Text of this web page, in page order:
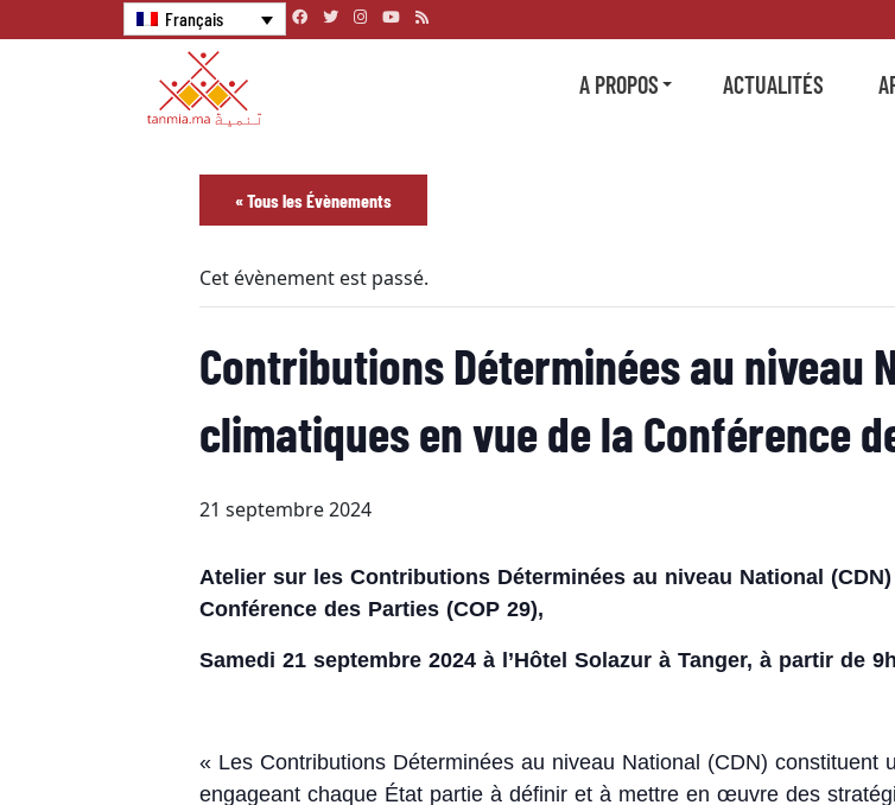
Français
A PROPOS ACTUALITÉS
« Tous les Évènements
Cet évènement est passé.
Contributions Déterminées au niveau
climatiques en vue de la Conférence
21 septembre 2024
Atelier sur les Contributions Déterminées au niveau National
Conférence des Parties (COP 29),
Samedi 21 septembre 2024 à l’Hôtel Solazur à Tanger, à partir de
« Les Contributions Déterminées au niveau National (CDN) constituent
engageant chaque État partie à définir et à mettre en œuvre des